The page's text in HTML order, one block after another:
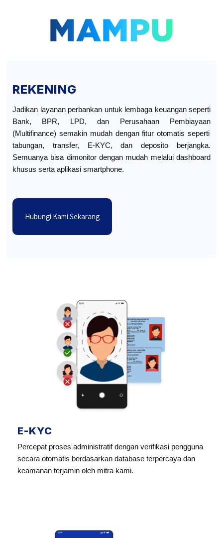
REKENING
Jadikan layanan perbankan untuk lembaga keuangan seperti
Bank, BPR, LPD, dan Perusahaan Pembiayaan
(Multifinance) semakin mudah dengan fitur otomatis seperti
tabungan, transfer, E-KYC, dan deposito berjangka.
Semuanya bisa dimonitor dengan mudah melalui dashboard
khusus serta aplikasi smartphone.
Hubungi Kami Sekarang
E-KYC
Percepat proses administratif dengan verifikasi pengguna
secara otomatis berdasarkan database terpercaya dan
keamanan terjamin oleh mitra kami.